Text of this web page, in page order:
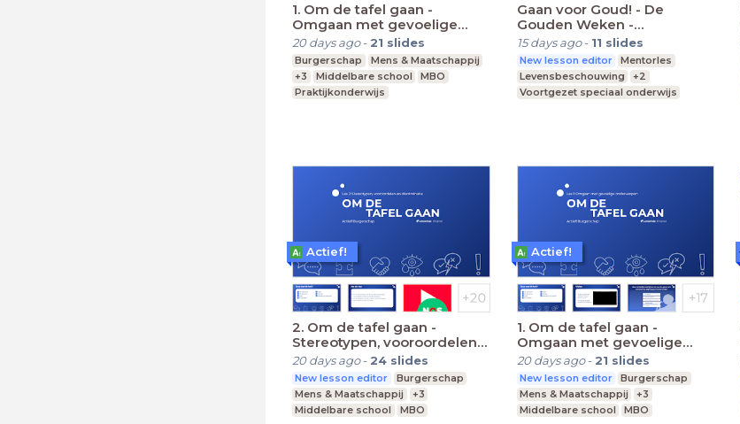
1. Om de tafel gaan -
Omgaan met gevoelige
onderwerpen
20 days ago- 21 slides
Burgerschap
Mens & Maatschappij
+3
Middelbare school
MBO
Praktijkonderwijs
Gaan voor Goud! - De
Gouden Weken -
VO/(V)MBO
15 days ago- 11 slides
New lesson editor
Mentorles
Levensbeschouwing
+2
Voortgezet speciaal onderwijs
2. Om de tafel gaan -
Stereotypen, vooroordelen
en discriminatie
20 days ago- 24 slides
New lesson editor
Burgerschap
Mens & Maatschappij
+3
Middelbare school
MBO
Actief!
1. Om de tafel gaan -
Omgaan met gevoelige
onderwerpen
20 days ago- 21 slides
New lesson editor
Burgerschap
Mens & Maatschappij
+3
Middelbare school
MBO
Actief!